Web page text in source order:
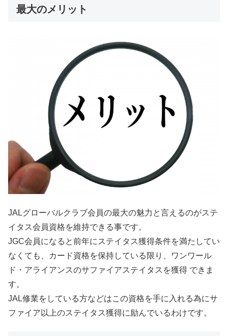
最大のメリット
JALグローバルクラブ会員の最大の魅力と言えるのがステ
イタス会員資格を維持できる事です。
JGC会員になると前年にステイタス獲得条件を満たしてい
なくても、カード資格を保持している限り、ワンワール
ド・アライアンスのサファイアステイタスを獲得 できま
す。
JAL修業をしている方などはこの資格を手に入れる為にサ
ファイア以上のステイタス獲得に励んでいるわけです。